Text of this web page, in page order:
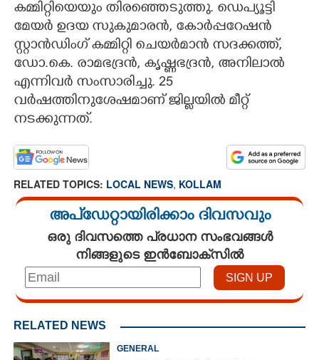
CONTACT US
കമ്മിറ്റിയെയും തിരഞ്ഞെടുത്തു. ഡെപ്യൂട്ടി
മേയർ ഉദയ സുകുമാരൻ, കോർപ്പറേഷൻ
സ്റ്റാൻഡിംഗ് കമ്മിറ്റി ചെയർമാൻ സദക്കത്ത്,
ഡോ.കെ. രാമഭദ്രൻ, കൃഷ്ണഭദ്രൻ, അനിലാൽ
എന്നിവർ സംസാരിച്ചു. 25
വർഷത്തിനുശേഷമാണ് ജില്ലയിൽ മീറ്റ്
നടക്കുന്നത്.
RELATED TOPICS: LOCAL NEWS, KOLLAM
അപ്ഡേറ്റായിരിക്കാം ദിവസവും
ഒരു ദിവസത്തെ പ്രധാന സംഭവങ്ങൾ
നിങ്ങളുടെ ഇൻബോക്സിൽ
RELATED NEWS
GENERAL